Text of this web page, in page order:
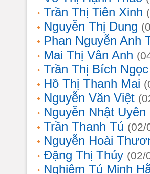
Trần Thị Tiên Xinh
Nguyễn Thị Dung
Phan Nguyễn Anh
Mai Thị Vân Anh
Trần Thị Bích Ngọc
Hồ Thị Thanh Mai
Nguyễn Văn Việt
Nguyễn Nhật Uyên
Trần Thanh Tú (02/
Nguyễn Hoài
Đặng Thị Thúy (02/
Nghiêm Tú Minh